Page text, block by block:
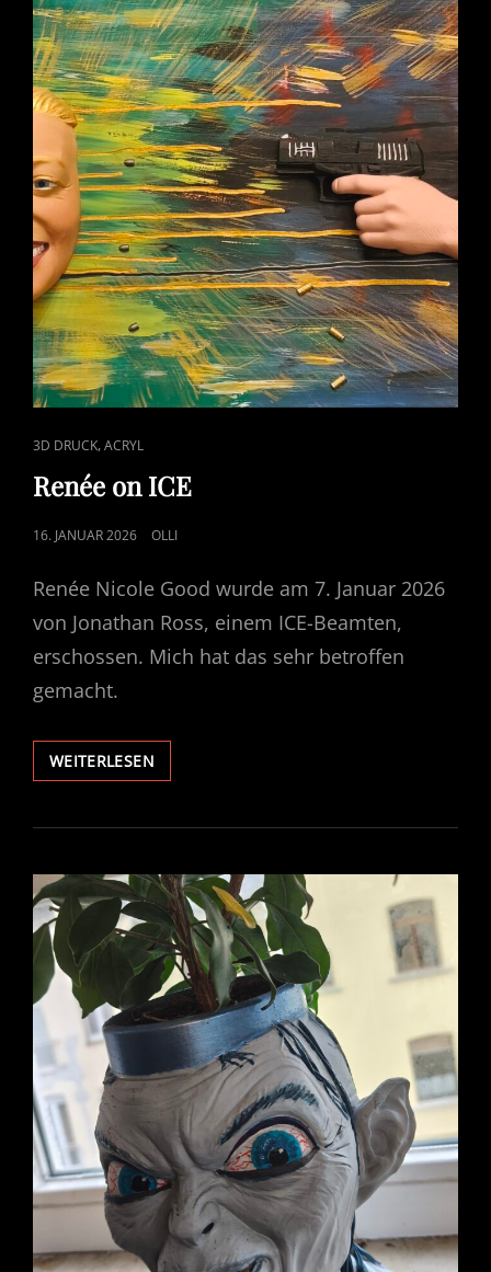
CAT
LINKS
3D DRUCK,ACRYL
Renée on ICE
POSTED
16. JANUAR 2026 OLLI
Renée Nicole Good wurde am 7. Januar 2026
von Jonathan Ross, einem ICE-Beamten,
erschossen. Mich hat das sehr betroffen
gemacht.
WEITERLESENRENÉE
ON